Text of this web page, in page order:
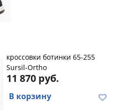
кроссовки ботинки 65-255
Sursil-Ortho
11 870 руб.
В корзину